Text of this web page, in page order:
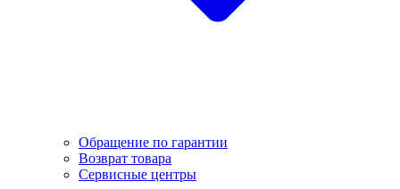
Обращение по гарантии
Возврат товара
Сервисные центры